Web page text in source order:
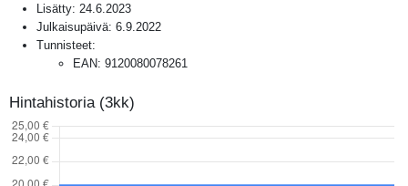
Lisätty: 24.6.2023
Julkaisupäivä: 6.9.2022
Tunnisteet:
EAN: 9120080078261
Hintahistoria (3kk)